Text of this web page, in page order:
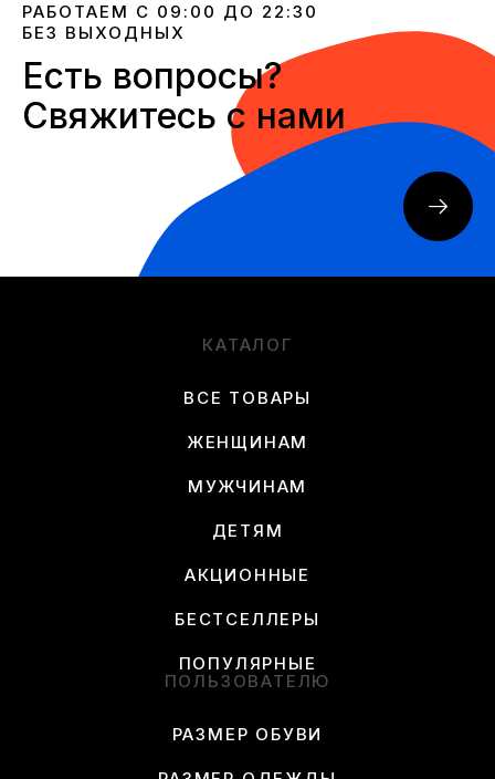
РАБОТАЕМ С 09:00 ДО 22:30
БЕЗ ВЫХОДНЫХ
Есть вопросы?
Свяжитесь с нами
КАТАЛОГ
ВСЕ ТОВАРЫ
ЖЕНЩИНАМ
МУЖЧИНАМ
ДЕТЯМ
АКЦИОННЫЕ
БЕСТСЕЛЛЕРЫ
ПОПУЛЯРНЫЕ
ПОЛЬЗОВАТЕЛЮ
РАЗМЕР ОБУВИ